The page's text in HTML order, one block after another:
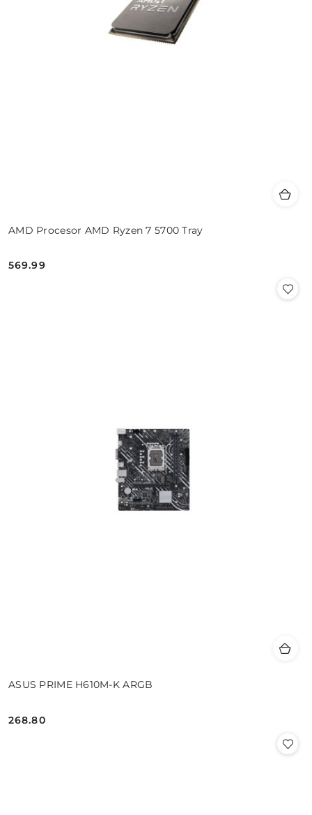
AMD Procesor AMD Ryzen 7 5700 Tray
Cena:
569.99
ASUS PRIME H610M-K ARGB
Cena:
268.80